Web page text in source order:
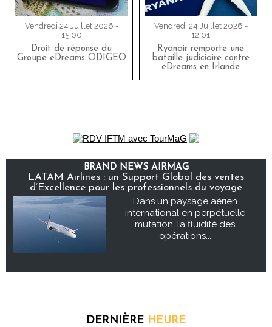
Vendredi 24 Juillet 2026 -
15:00
Droit de réponse du
Groupe eDreams ODIGEO
Vendredi 24 Juillet 2026 -
12:01
Ryanair remporte une
bataille judiciaire contre
eDreams en Irlande
BRAND NEWS AIRMAG
LATAM Airlines : un Support Global des ventes
d’Excellence pour les professionnels du voyage
Dans un paysage aérien
international en perpétuelle
mutation, la fluidité des
opérations...
DERNIÈRE HEURE